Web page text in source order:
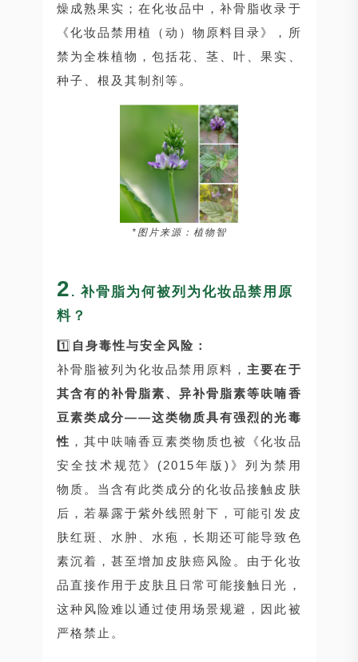
燥成熟果实；在化妆品中，补骨脂收录于
《化妆品禁用植（动）物原料目录》，所
禁为全株植物，包括花、茎、叶、果实、
种子、根及其制剂等。
*图片来源：植物智
2 . 补骨脂为何被列为化妆品禁用原
料？
1️⃣ 自身毒性与安全风险：
补骨脂被列为化妆品禁用原料， 主要在于
其含有的补骨脂素、异补骨脂素等呋喃香
豆素类成分——这类物质具有强烈的光毒
性 ，其中呋喃香豆素类物质也被《化妆品
安全技术规范》(2015年版)》列为禁用
物质。当含有此类成分的化妆品接触皮肤
后，若暴露于紫外线照射下，可能引发皮
肤红斑、水肿、水疱，长期还可能导致色
素沉着，甚至增加皮肤癌风险。由于化妆
品直接作用于皮肤且日常可能接触日光，
这种风险难以通过使用场景规避，因此被
严格禁止。